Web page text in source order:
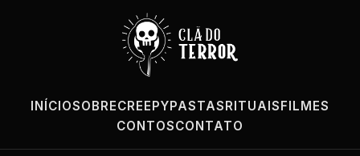
INÍCIOSOBRECREEPYPASTASRITUAISFILMES
CONTOSCONTATO